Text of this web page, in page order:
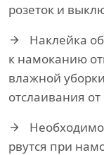
розеток и
Наклейка
к намоканию
влажной
отслаивания
рвутся при